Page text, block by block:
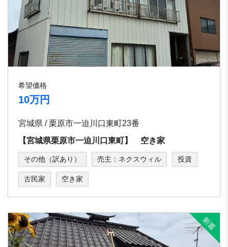
希望価格
10万円
宮城県 / 栗原市一迫川口東町23番
【宮城県栗原市一迫川口東町】 空き家
その他（訳あり） 売主：ネクスウィル 投資
古民家 空き家